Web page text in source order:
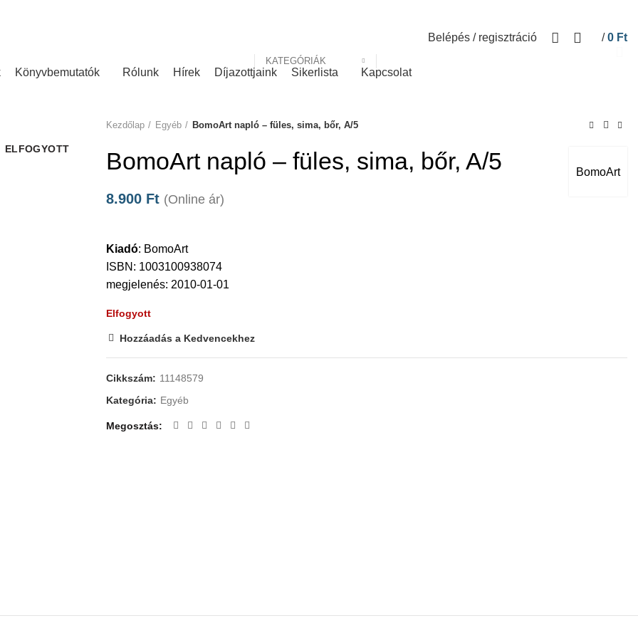
KATEGÓRIÁK
Belépés / regisztráció / 0 Ft
Könyvbemutatók Rólunk Hírek Díjazottjaink Sikerlista Kapcsolat
ELFOGYOTT
Kezdőlap Egyéb BomoArt napló – füles, sima, bőr, A/5
BomoArt
BomoArt napló – füles, sima, bőr, A/5
8.900 Ft (Online ár)
Kiadó: BomoArt
ISBN: 1003100938074
megjelenés: 2010-01-01
Elfogyott
Hozzáadás a Kedvencekhez
Cikkszám: 11148579
Kategória: Egyéb
Megosztás